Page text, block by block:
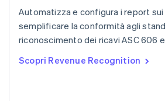
Automatizza e configura i report sui
semplificare la conformità agli
riconoscimento dei ricavi ASC 606 e
Scopri Revenue Recognition
English简体中文
Regno Unito
English
English